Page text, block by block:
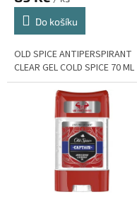
Do košíku
OLD SPICE ANTIPERSPIRANT
CLEAR GEL COLD SPICE 70 ML